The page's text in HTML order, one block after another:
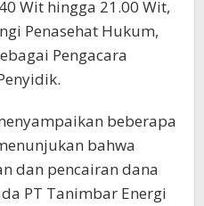
Wit hingga 21.00 Wit,
Penasehat Hukum,
Pengacara
beberapa
bahwa
dan pencairan dana
PT Tanimbar Energi